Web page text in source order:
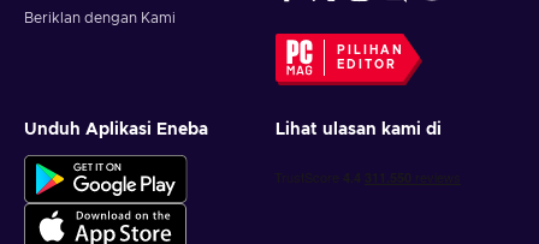
Beriklan dengan Kami
PILIHAN
EDITOR
Unduh Aplikasi Eneba Lihat ulasan kami di